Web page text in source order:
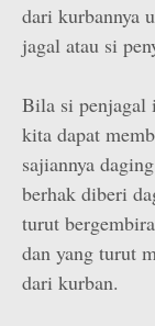
dari kurbannya
jagal atau si
Bila si penjagal
kita dapat
sajiannya
berhak diberi
turut
dan yang turut
dari kurban.